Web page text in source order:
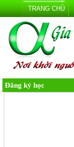
TRANG CHỦ
Đăng ký học